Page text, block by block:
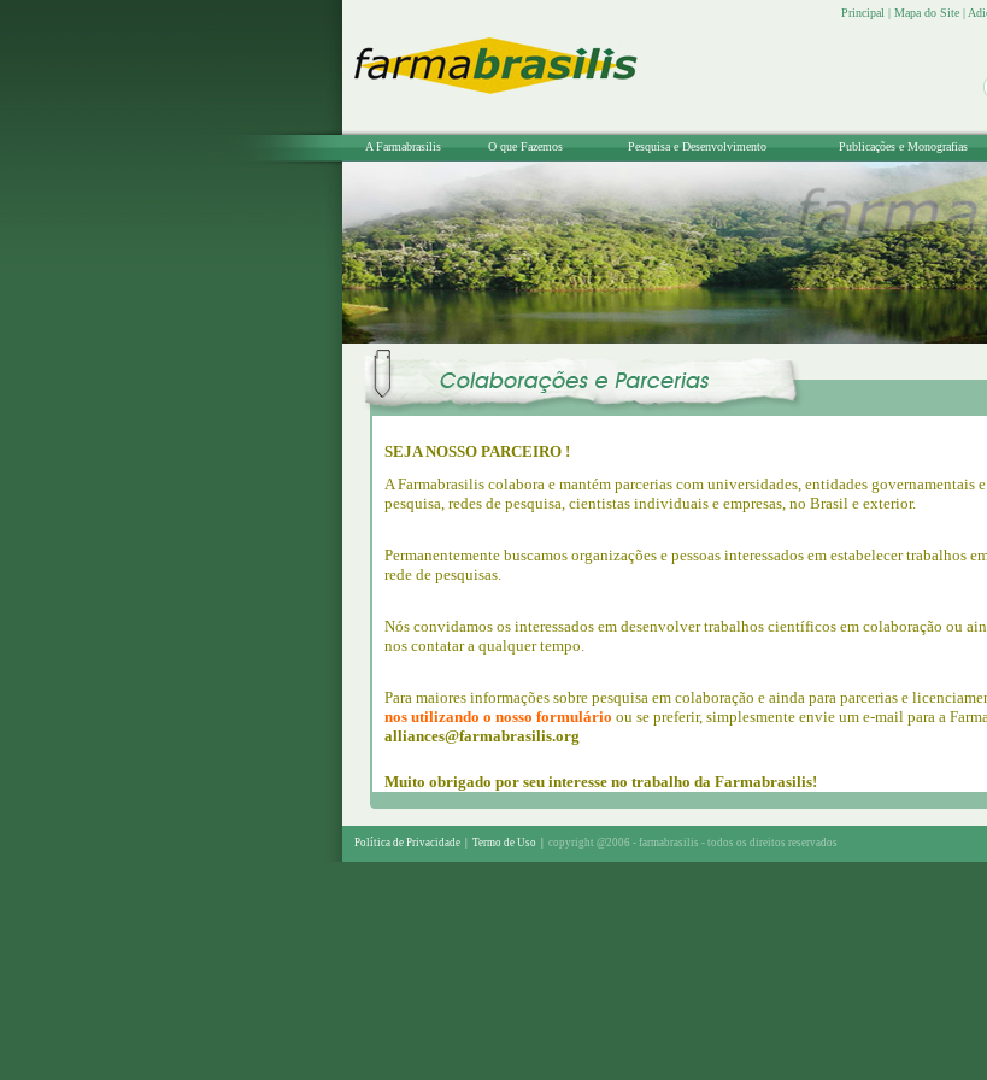
Principal | Mapa do Site |
A Farmabrasilis O que Fazemos Pesquisa e Desenvolvimento Publicações e Monografias
SEJA NOSSO PARCEIRO !
A Farmabrasilis colabora e mantém parcerias com universidades, entidades governamentais
pesquisa, redes de pesquisa, cientistas individuais e empresas, no Brasil e exterior.
Permanentemente buscamos organizações e pessoas interessados em estabelecer trabalhos
rede de pesquisas.
Nós convidamos os interessados em desenvolver trabalhos científicos em colaboração ou
nos contatar a qualquer tempo.
Para maiores informações sobre pesquisa em colaboração e ainda para parcerias e
nos utilizando o nosso formulário ou se preferir, simplesmente envie um e-mail para a
alliances@farmabrasilis.org
Muito obrigado por seu interesse no trabalho da Farmabrasilis!
Política de Privacidade Termo de Uso copyright @2006 - farmabrasilis - todos os direitos reservados